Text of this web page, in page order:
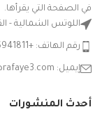
في الصفحة التي يقرأها.
اللوتس الشمالية -
رقم الهاتف: +201096941811
إيميل: info@rafaye3.com
أحدث المنشورات